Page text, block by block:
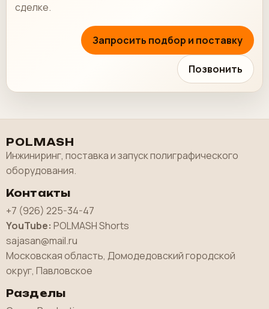
сделке.
Запросить подбор и поставку
Позвонить
POLMASH
Инжиниринг, поставка и запуск полиграфического
оборудования.
Контакты
+7 (926) 225-34-47
YouTube: POLMASH Shorts
sajasan@mail.ru
Московская область, Домодедовский городской
округ, Павловское
Разделы